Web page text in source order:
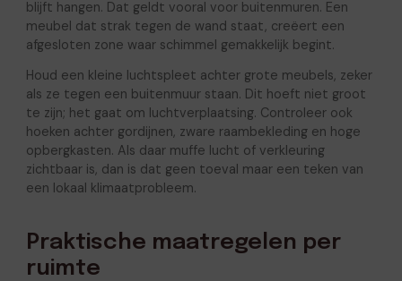
blijft hangen. Dat geldt vooral voor buitenmuren. Een
meubel dat strak tegen de wand staat, creëert een
afgesloten zone waar schimmel gemakkelijk begint.
Houd een kleine luchtspleet achter grote meubels, zeker
als ze tegen een buitenmuur staan. Dit hoeft niet groot
te zijn; het gaat om luchtverplaatsing. Controleer ook
hoeken achter gordijnen, zware raambekleding en hoge
opbergkasten. Als daar muffe lucht of verkleuring
zichtbaar is, dan is dat geen toeval maar een teken van
een lokaal klimaatprobleem.
Praktische maatregelen per
ruimte